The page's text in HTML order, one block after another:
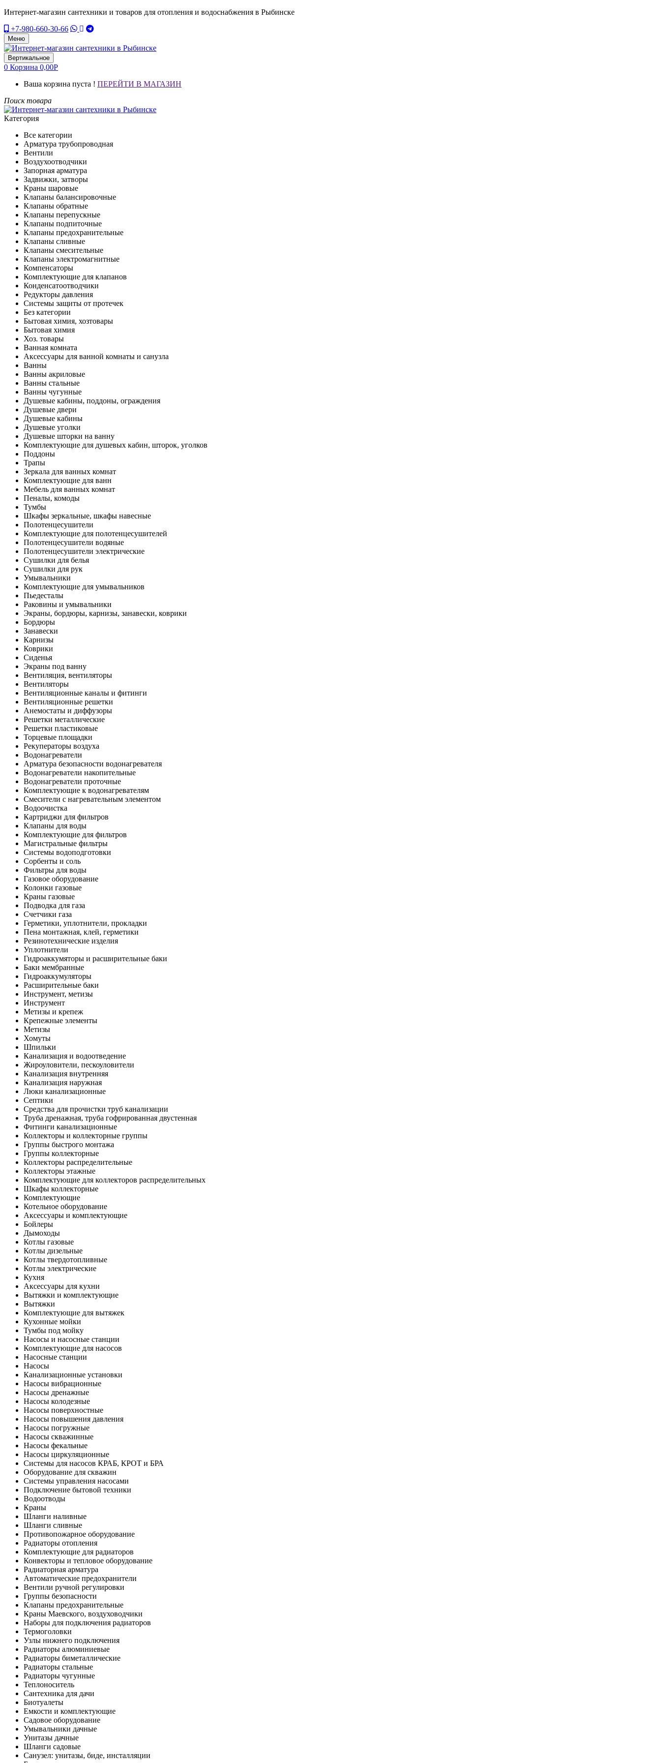
Интернет-магазин сантехники и товаров для отопления и водоснабжения в Рыбинске
+7-980-660-30-66
Меню
Вертикальное
0 Корзина 0,00Р
Ваша корзина пуста ! ПЕРЕЙТИ В МАГАЗИН
Поиск товара
Категория
Все категории
Арматура трубопроводная
Вентили
Воздухоотводчики
Запорная арматура
Задвижки, затворы
Краны шаровые
Клапаны балансировочные
Клапаны обратные
Клапаны перепускные
Клапаны подпиточные
Клапаны предохранительные
Клапаны сливные
Клапаны смесительные
Клапаны электромагнитные
Компенсаторы
Комплектующие для клапанов
Конденсатоотводчики
Редукторы давления
Системы защиты от протечек
Без категории
Бытовая химия, хозтовары
Бытовая химия
Хоз. товары
Ванная комната
Аксессуары для ванной комнаты и санузла
Ванны
Ванны акриловые
Ванны стальные
Ванны чугунные
Душевые кабины, поддоны, ограждения
Душевые двери
Душевые кабины
Душевые уголки
Душевые шторки на ванну
Комплектующие для душевых кабин, шторок, уголков
Поддоны
Трапы
Зеркала для ванных комнат
Комплектующие для ванн
Мебель для ванных комнат
Пеналы, комоды
Тумбы
Шкафы зеркальные, шкафы навесные
Полотенцесушители
Комплектующие для полотенцесушителей
Полотенцесушители водяные
Полотенцесушители электрические
Сушилки для белья
Сушилки для рук
Умывальники
Комплектующие для умывальников
Пьедесталы
Раковины и умывальники
Экраны, бордюры, карнизы, занавески, коврики
Бордюры
Занавески
Карнизы
Коврики
Сиденья
Экраны под ванну
Вентиляция, вентиляторы
Вентиляторы
Вентиляционные каналы и фитинги
Вентиляционные решетки
Анемостаты и диффузоры
Решетки металлические
Решетки пластиковые
Торцевые площадки
Рекуператоры воздуха
Водонагреватели
Арматура безопасности водонагревателя
Водонагреватели накопительные
Водонагреватели проточные
Комплектующие к водонагревателям
Смесители с нагревательным элементом
Водоочистка
Картриджи для фильтров
Клапаны для воды
Комплектующие для фильтров
Магистральные фильтры
Системы водоподготовки
Сорбенты и соль
Фильтры для воды
Газовое оборудование
Колонки газовые
Краны газовые
Подводка для газа
Счетчики газа
Герметики, уплотнители, прокладки
Пена монтажная, клей, герметики
Резинотехнические изделия
Уплотнители
Гидроаккумяторы и расширительные баки
Баки мембранные
Гидроаккумуляторы
Расширительные баки
Инструмент, метизы
Инструмент
Метизы и крепеж
Крепежные элементы
Метизы
Хомуты
Шпильки
Канализация и водоотведение
Жироуловители, пескоуловители
Канализация внутренняя
Канализация наружная
Люки канализационные
Септики
Средства для прочистки труб канализации
Труба дренажная, труба гофрированная двустенная
Фитинги канализационные
Коллекторы и коллекторные группы
Группы быстрого монтажа
Группы коллекторные
Коллекторы распределительные
Коллекторы этажные
Комплектующие для коллекторов распределительных
Шкафы коллекторные
Комплектующие
Котельное оборудование
Аксессуары и комплектующие
Бойлеры
Дымоходы
Котлы газовые
Котлы дизельные
Котлы твердотопливные
Котлы электрические
Кухня
Аксессуары для кухни
Вытяжки и комплектующие
Вытяжки
Комплектующие для вытяжек
Кухонные мойки
Тумбы под мойку
Насосы и насосные станции
Комплектующие для насосов
Насосные станции
Насосы
Канализационные установки
Насосы вибрационные
Насосы дренажные
Насосы колодезные
Насосы поверхностные
Насосы повышения давления
Насосы погружные
Насосы скважинные
Насосы фекальные
Насосы циркуляционные
Системы для насосов КРАБ, КРОТ и БРА
Оборудование для скважин
Системы управления насосами
Подключение бытовой техники
Водоотводы
Краны
Шланги наливные
Шланги сливные
Противопожарное оборудование
Радиаторы отопления
Комплектующие для радиаторов
Конвекторы и тепловое оборудование
Радиаторная арматура
Автоматические предохранители
Вентили ручной регулировки
Группы безопасности
Клапаны предохранительные
Краны Маевского, воздуховодчики
Наборы для подключения радиаторов
Термоголовки
Узлы нижнего подключения
Радиаторы алюминиевые
Радиаторы биметаллические
Радиаторы стальные
Радиаторы чугунные
Теплоноситель
Сантехника для дачи
Биотуалеты
Емкости и комплектующие
Садовое оборудование
Умывальники дачные
Унитазы дачные
Шланги садовые
Санузел: унитазы, биде, инсталляции